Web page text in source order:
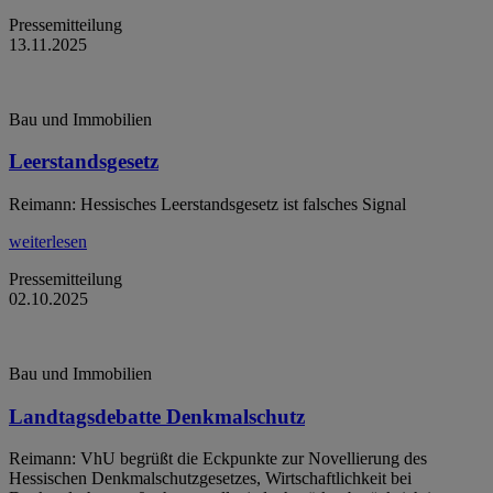
Pressemitteilung
13.11.2025
Bau und Immobilien
Leerstandsgesetz
Reimann: Hessisches Leerstandsgesetz ist falsches Signal
weiterlesen
Pressemitteilung
02.10.2025
Bau und Immobilien
Landtagsdebatte Denkmalschutz
Reimann: VhU begrüßt die Eckpunkte zur Novellierung des
Hessischen Denkmalschutzgesetzes, Wirtschaftlichkeit bei